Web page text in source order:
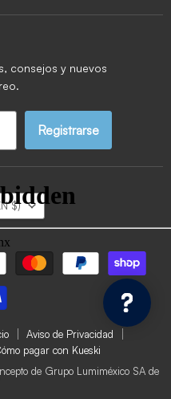
consejos y nuevos
Registrarse
Aviso de Privacidad
pagar con Kueski
de Grupo Lumiméxico SA de
(MXN $)